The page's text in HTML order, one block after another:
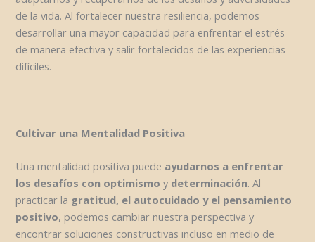
de la vida. Al fortalecer nuestra resiliencia, podemos
desarrollar una mayor capacidad para enfrentar el estrés
de manera efectiva y salir fortalecidos de las experiencias
difíciles.
Cultivar una Mentalidad Positiva
Una mentalidad positiva puede ayudarnos a enfrentar
los desafíos con optimismo y determinación. Al
practicar la gratitud, el autocuidado y el pensamiento
positivo, podemos cambiar nuestra perspectiva y
encontrar soluciones constructivas incluso en medio de